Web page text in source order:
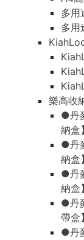
多用
多用
樂高收
●丹
納盒】
●丹
納盒】
●丹
納盒】
●丹
帶盒
●丹